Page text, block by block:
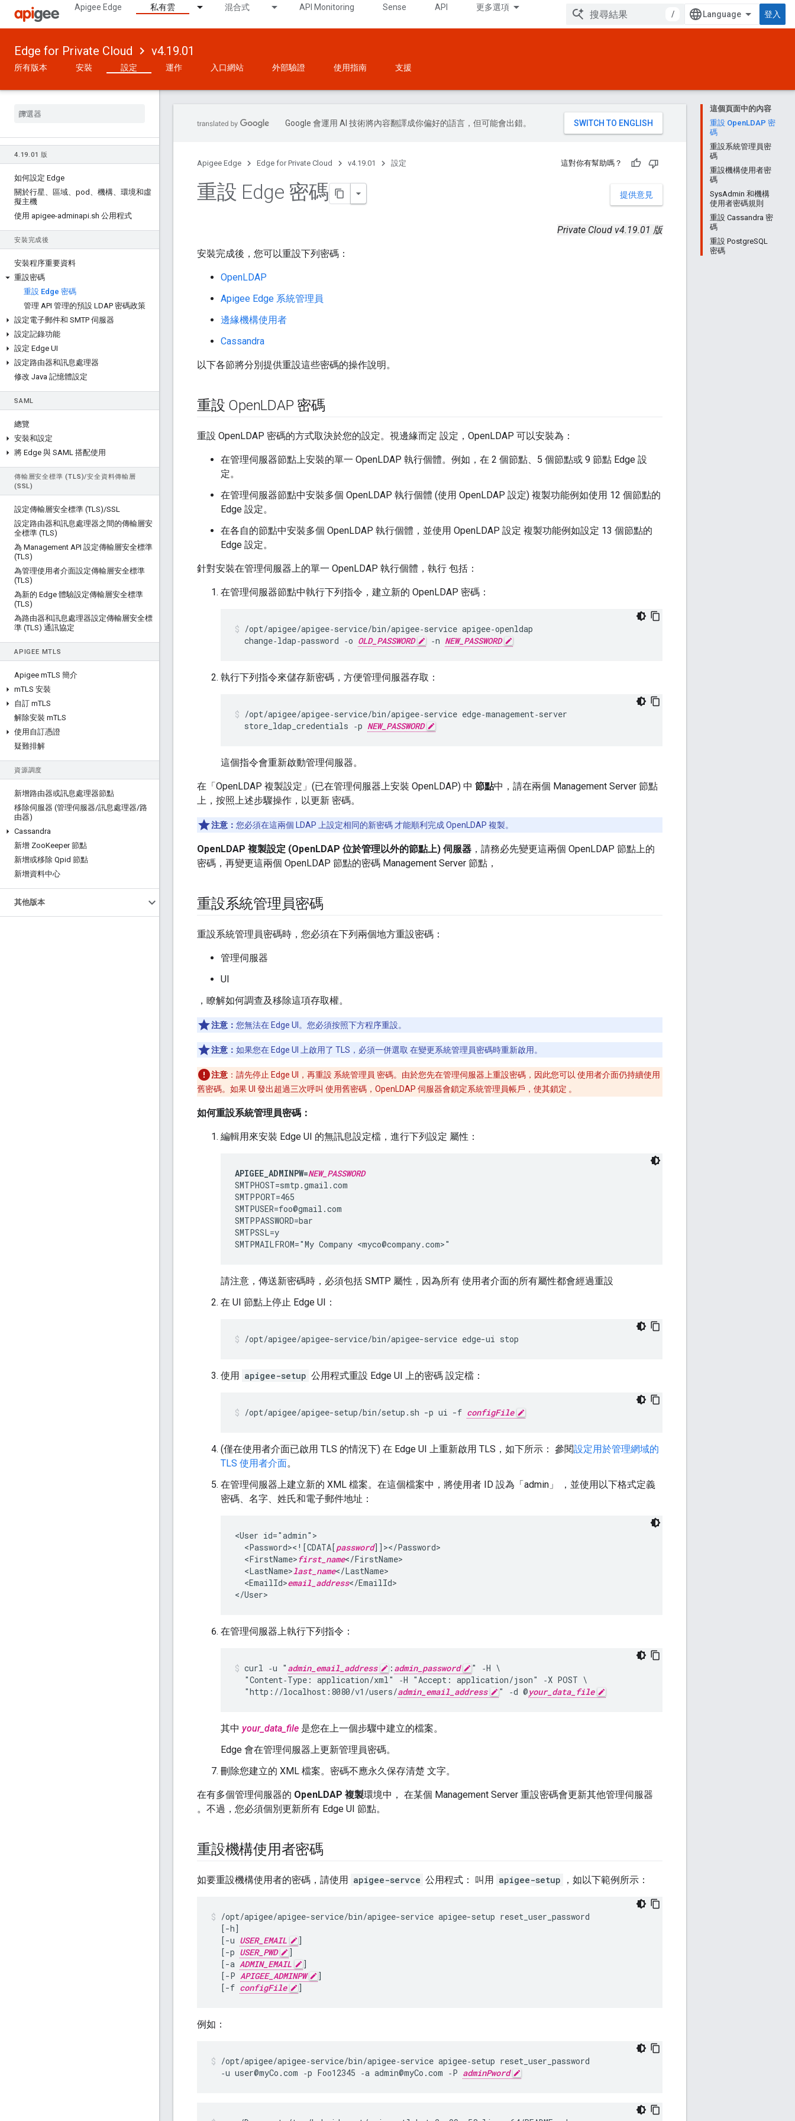
Apigee Edge 私有雲 混合式 API Monitoring Sense API 更多選項
/ 登入
Edge for Private Cloud v4.19.01
所有版本 安裝 設定 運作 入口網站 外部驗證 使用指南 支援
4.19.01 版
如何設定 Edge
關於行星、區域、pod、機構、環境和虛
擬主機
使用 apigee-adminapi.sh 公用程式
安裝完成後
安裝程序重要資料
重設密碼
重設 Edge 密碼
管理 API 管理的預設 LDAP 密碼政策
設定電子郵件和 SMTP 伺服器
設定記錄功能
設定 Edge UI
設定路由器和訊息處理器
修改 Java 記憶體設定
SAML
總覽
安裝和設定
將 Edge 與 SAML 搭配使用
傳輸層安全標準 (TLS)/安全資料傳輸層
(SSL)
設定傳輸層安全標準 (TLS)/SSL
設定路由器和訊息處理器之間的傳輸層安
全標準 (TLS)
為 Management API 設定傳輸層安全標準
(TLS)
為管理使用者介面設定傳輸層安全標準
(TLS)
為新的 Edge 體驗設定傳輸層安全標準
(TLS)
為路由器和訊息處理器設定傳輸層安全標
準 (TLS) 通訊協定
APIGEE MTLS
Apigee mTLS 簡介
mTLS 安裝
自訂 mTLS
解除安裝 mTLS
使用自訂憑證
疑難排解
資源調度
新增路由器或訊息處理器節點
移除伺服器 (管理伺服器/訊息處理器/路
由器)
Cassandra
新增 ZooKeeper 節點
新增或移除 Qpid 節點
新增資料中心
其他版本
這個頁面中的內容
重設 OpenLDAP 密
碼
重設系統管理員密
碼
重設機構使用者密
碼
SysAdmin 和機構
使用者密碼規則
重設 Cassandra 密
碼
重設 PostgreSQL
密碼
Google 會運用 AI 技術將內容翻譯成你偏好的語言，但可能會出錯。
Apigee Edge Edge for Private Cloud v4.19.01 設定 這對你有幫助嗎？
提供意見
重設 Edge 密碼
Private Cloud v4.19.01 版
安裝完成後，您可以重設下列密碼：
OpenLDAP
Apigee Edge 系統管理員
邊緣機構使用者
Cassandra
以下各節將分別提供重設這些密碼的操作說明。
重設 OpenLDAP 密碼
重設 OpenLDAP 密碼的方式取決於您的設定。視邊緣而定 設定，OpenLDAP 可以安裝為：
在管理伺服器節點上安裝的單一 OpenLDAP 執行個體。例如，在 2 個節點、5 個節點或 9 節點 Edge 設
定。
在管理伺服器節點中安裝多個 OpenLDAP 執行個體 (使用 OpenLDAP 設定) 複製功能例如使用 12 個節點的
Edge 設定。
在各自的節點中安裝多個 OpenLDAP 執行個體，並使用 OpenLDAP 設定 複製功能例如設定 13 個節點的
Edge 設定。
針對安裝在管理伺服器上的單一 OpenLDAP 執行個體，執行 包括：
在管理伺服器節點中執行下列指令，建立新的 OpenLDAP 密碼：
/opt/apigee/apigee‑service/bin/apigee‑service apigee‑openldap
  change‑ldap‑password ‑o
OLD_PASSWORD ‑n NEW_PASSWORD
執行下列指令來儲存新密碼，方便管理伺服器存取：
/opt/apigee/apigee‑service/bin/apigee‑service edge‑management‑server
  store_ldap_credentials ‑p
NEW_PASSWORD
這個指令會重新啟動管理伺服器。
在「OpenLDAP 複製設定」(已在管理伺服器上安裝 OpenLDAP) 中 節點中，請在兩個 Management Server 節點
上，按照上述步驟操作，以更新 密碼。
注意： 您必須在這兩個 LDAP 上設定相同的新密碼 才能順利完成 OpenLDAP 複製。
OpenLDAP 複製設定 (OpenLDAP 位於管理以外的節點上) 伺服器 ，請務必先變更這兩個 OpenLDAP 節點上的
密碼，再變更這兩個 OpenLDAP 節點的密碼 Management Server 節點，
重設系統管理員密碼
重設系統管理員密碼時，您必須在下列兩個地方重設密碼：
管理伺服器
UI
，瞭解如何調查及移除這項存取權。
注意： 您無法在 Edge UI。您必須按照下方程序重設。
注意： 如果您在 Edge UI 上啟用了 TLS，必須一併選取 在變更系統管理員密碼時重新啟用。
注意 ：請先停止 Edge UI，再重設 系統管理員 密碼。由於您先在管理伺服器上重設密碼，因此您可以 使用者介面仍持續使用
舊密碼。如果 UI 發出超過三次呼叫 使用舊密碼，OpenLDAP 伺服器會鎖定系統管理員帳戶，使其鎖定 。
如何重設系統管理員密碼：
編輯用來安裝 Edge UI 的無訊息設定檔，進行下列設定 屬性：
APIGEE_ADMINPW=NEW_PASSWORD
SMTPHOST=smtp.gmail.com
SMTPPORT=465
SMTPUSER=foo@gmail.com
SMTPPASSWORD=bar
SMTPSSL=y
SMTPMAILFROM="My Company <myco@company.com>"
請注意，傳送新密碼時，必須包括 SMTP 屬性，因為所有 使用者介面的所有屬性都會經過重設
在 UI 節點上停止 Edge UI：
/opt/apigee/apigee-service/bin/apigee-service edge-ui stop
使用 apigee-setup 公用程式重設 Edge UI 上的密碼 設定檔：
/opt/apigee/apigee-setup/bin/setup.sh -p ui -f configFile
(僅在使用者介面已啟用 TLS 的情況下) 在 Edge UI 上重新啟用 TLS，如下所示： 參閱設定用於管理網域的
TLS 使用者介面。
在管理伺服器上建立新的 XML 檔案。在這個檔案中，將使用者 ID 設為「admin」 ，並使用以下格式定義
密碼、名字、姓氏和電子郵件地址：
<User id="admin">
  <Password><![CDATA[
password]]></Password>
  <FirstName>
first_name</FirstName>
  <LastName>
last_name</LastName>
  <EmailId>
email_address</EmailId>
</User>
在管理伺服器上執行下列指令：
curl ‑u " admin_email_address : admin_password
" ‑H \
  "Content‑Type: application/xml" ‑H "Accept: application/json" ‑X POST \
  "http://localhost:8080/v1/users/
admin_email_address " ‑d @your_data_file
其中 your_data_file 是您在上一個步驟中建立的檔案。
Edge 會在管理伺服器上更新管理員密碼。
刪除您建立的 XML 檔案。密碼不應永久保存清楚 文字。
在有多個管理伺服器的 OpenLDAP 複製環境中， 在某個 Management Server 重設密碼會更新其他管理伺服器
。不過，您必須個別更新所有 Edge UI 節點。
重設機構使用者密碼
如要重設機構使用者的密碼，請使用 apigee-servce 公用程式： 叫用 apigee-setup ，如以下範例所示：
/opt/apigee/apigee-service/bin/apigee-service apigee-setup reset_user_password
  [-h]
  [-u
USER_EMAIL
]
  [-p
USER_PWD
]
  [-a
ADMIN_EMAIL
]
  [-P
APIGEE_ADMINPW
]
  [-f
configFile ]
例如：
/opt/apigee/apigee‑service/bin/apigee‑service apigee‑setup reset_user_password
  ‑u user@myCo.com ‑p Foo12345 ‑a admin@myCo.com ‑P
adminPword